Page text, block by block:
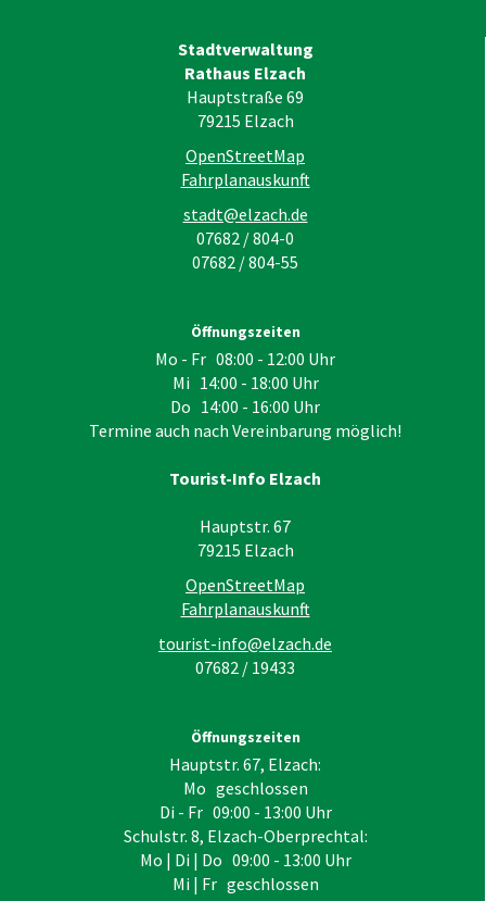
Stadtverwaltung
Rathaus Elzach
Hauptstraße 69
79215 Elzach
OpenStreetMap
Fahrplanauskunft
stadt@elzach.de
07682 / 804-0
07682 / 804-55
Öffnungszeiten
Mo - Fr 08:00 - 12:00 Uhr
Mi 14:00 - 18:00 Uhr
Do 14:00 - 16:00 Uhr
Termine auch nach Vereinbarung möglich!
Tourist-Info Elzach
Hauptstr. 67
79215 Elzach
OpenStreetMap
Fahrplanauskunft
tourist-info@elzach.de
07682 / 19433
Öffnungszeiten
Hauptstr. 67, Elzach:
Mo geschlossen
Di - Fr 09:00 - 13:00 Uhr
Schulstr. 8, Elzach-Oberprechtal:
Mo | Di | Do 09:00 - 13:00 Uhr
Mi | Fr geschlossen